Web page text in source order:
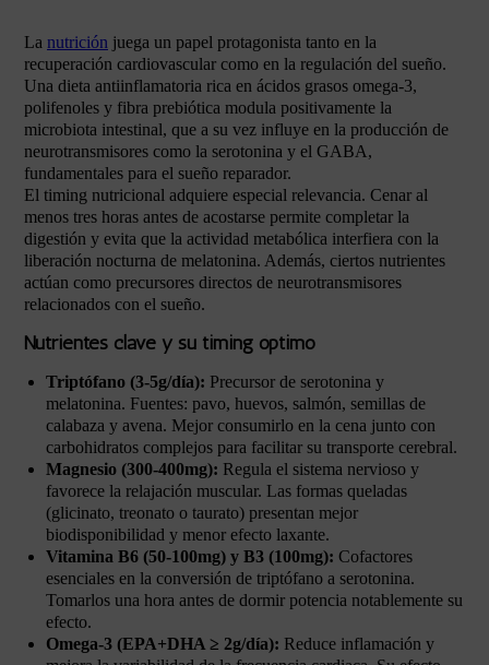
La nutrición juega un papel protagonista tanto en la
recuperación cardiovascular como en la regulación del sueño.
Una dieta antiinflamatoria rica en ácidos grasos omega-3,
polifenoles y fibra prebiótica modula positivamente la
microbiota intestinal, que a su vez influye en la producción de
neurotransmisores como la serotonina y el GABA,
fundamentales para el sueño reparador.
El timing nutricional adquiere especial relevancia. Cenar al
menos tres horas antes de acostarse permite completar la
digestión y evita que la actividad metabólica interfiera con la
liberación nocturna de melatonina. Además, ciertos nutrientes
actúan como precursores directos de neurotransmisores
relacionados con el sueño.
Nutrientes clave y su timing óptimo
Triptófano (3-5g/día): Precursor de serotonina y
melatonina. Fuentes: pavo, huevos, salmón, semillas de
calabaza y avena. Mejor consumirlo en la cena junto con
carbohidratos complejos para facilitar su transporte cerebral.
Magnesio (300-400mg): Regula el sistema nervioso y
favorece la relajación muscular. Las formas queladas
(glicinato, treonato o taurato) presentan mejor
biodisponibilidad y menor efecto laxante.
Vitamina B6 (50-100mg) y B3 (100mg): Cofactores
esenciales en la conversión de triptófano a serotonina.
Tomarlos una hora antes de dormir potencia notablemente su
efecto.
Omega-3 (EPA+DHA ≥ 2g/día): Reduce inflamación y